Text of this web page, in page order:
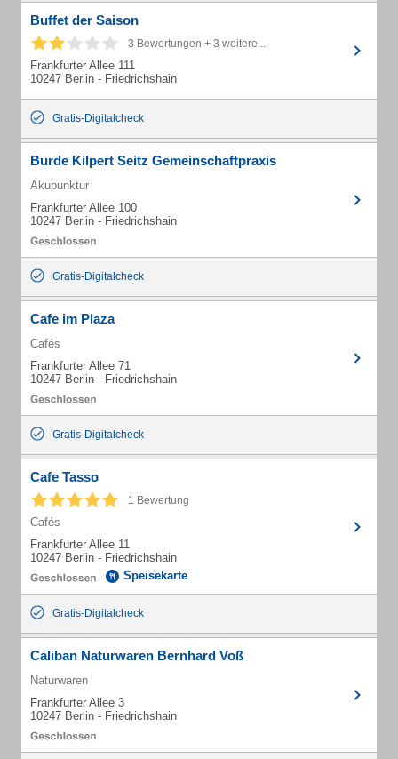
Buffet der Saison
3 Bewertungen + 3 weitere...
Frankfurter Allee 111
10247 Berlin - Friedrichshain
Gratis-Digitalcheck
Burde Kilpert Seitz Gemeinschaftpraxis
Akupunktur
Frankfurter Allee 100
10247 Berlin - Friedrichshain
Gratis-Digitalcheck
Cafe im Plaza
Cafés
Frankfurter Allee 71
10247 Berlin - Friedrichshain
Gratis-Digitalcheck
Cafe Tasso
1 Bewertung
Cafés
Frankfurter Allee 11
10247 Berlin - Friedrichshain
Speisekarte
Gratis-Digitalcheck
Caliban Naturwaren Bernhard Voß
Naturwaren
Frankfurter Allee 3
10247 Berlin - Friedrichshain